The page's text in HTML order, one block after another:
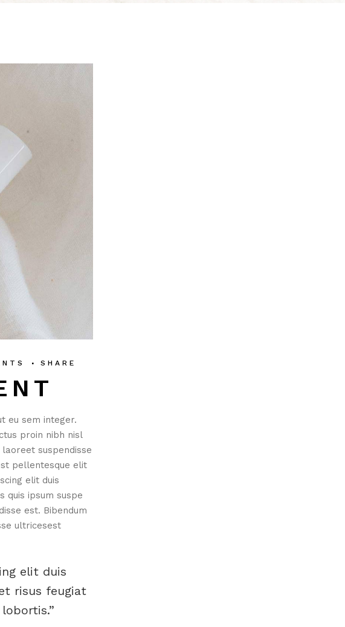
SHARE
eu sem integer.
proin nibh nisl
suspendisse
pellentesque elit
elit duis
quis ipsum suspe
est. Bibendum
ultricesest
elit duis
risus feugiat